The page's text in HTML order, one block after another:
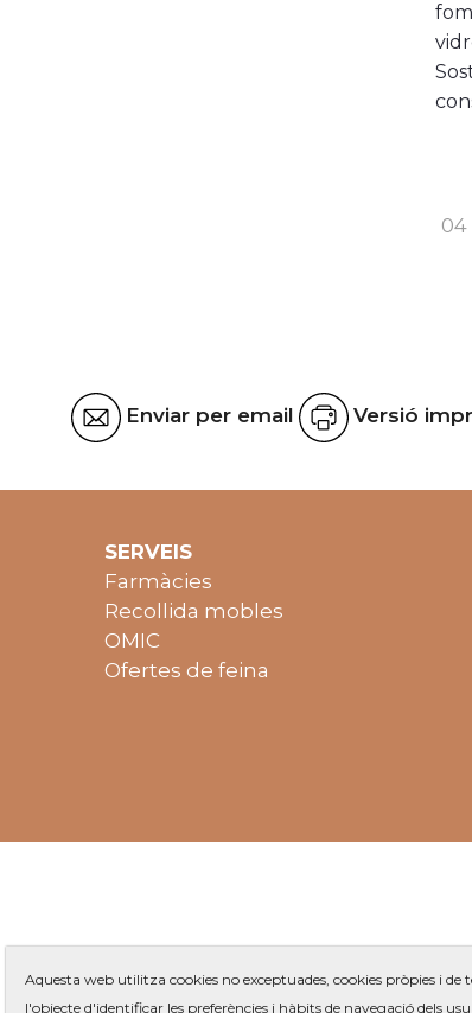
04
Enviar per email Versió
SERVEIS
Farmàcies
Recollida mobles
OMIC
Ofertes de feina
Aquesta web utilitza cookies no exceptuades, cookies pròpies i de
l'objecte d'identificar les preferències i hàbits de navegació dels